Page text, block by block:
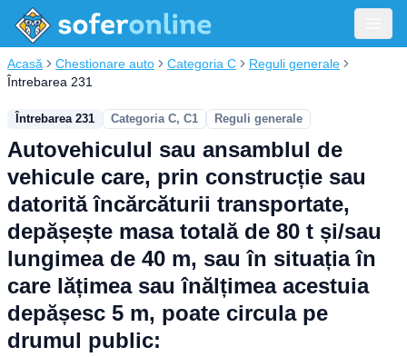
Acasă Chestionare auto Categoria C
Reguli generale
Întrebarea 231
Întrebarea 231 Categoria C, C1 Reguli generale
Autovehiculul sau ansamblul de
vehicule care, prin construcție sau
datorită încărcăturii transportate,
depășește masa totală de 80 t și/sau
lungimea de 40 m, sau în situația în
care lățimea sau înălțimea acestuia
depășesc 5 m, poate circula pe
drumul public: